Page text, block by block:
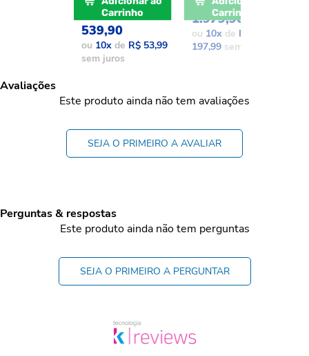
POR: R$
539,90
ou 10xde R$ 53,99
sem juros
Carrinho
1.979,90
ou 10xde R$
197,99sem juros
Carrinho
Avaliações
Este produto ainda não tem avaliações
SEJA O PRIMEIRO A AVALIAR
Perguntas & respostas
Este produto ainda não tem perguntas
SEJA O PRIMEIRO A PERGUNTAR